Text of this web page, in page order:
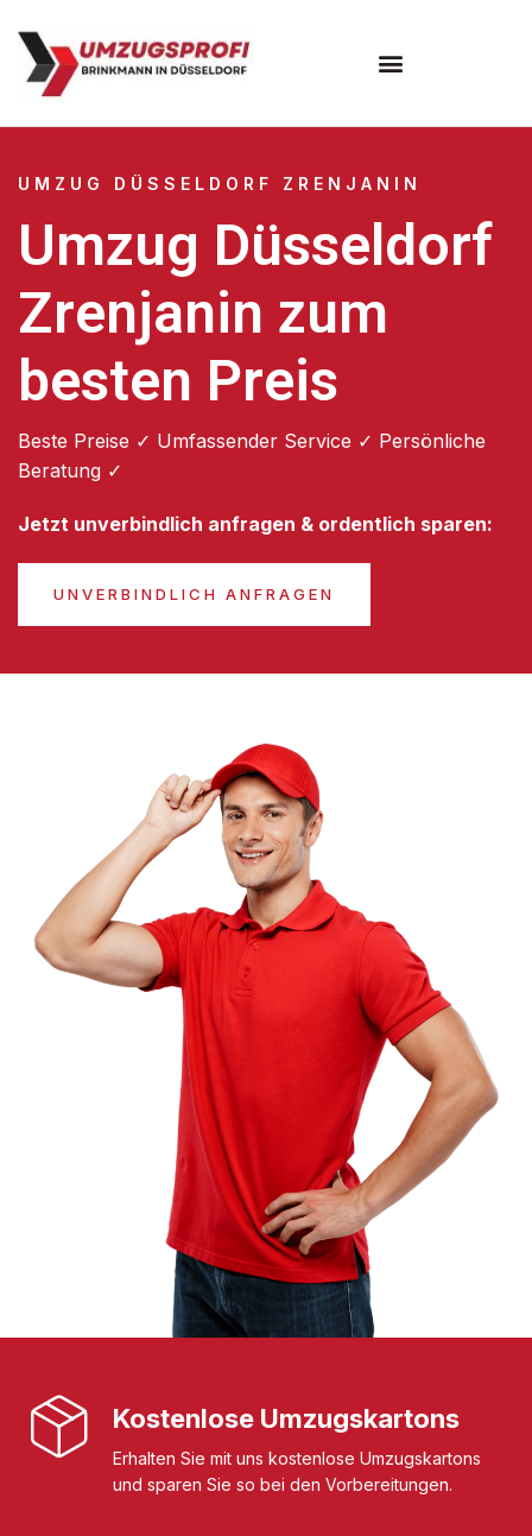
UMZUG DÜSSELDORF ZRENJANIN
Umzug Düsseldorf
Zrenjanin zum
besten Preis
Beste Preise ✓ Umfassender Service ✓ Persönliche
Beratung ✓
Jetzt unverbindlich anfragen & ordentlich sparen:
UNVERBINDLICH ANFRAGEN
Kostenlose Umzugskartons
Erhalten Sie mit uns kostenlose Umzugskartons
und sparen Sie so bei den Vorbereitungen.